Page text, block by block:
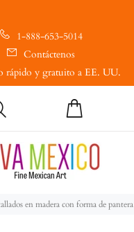
1-888-653-5014
Contáctenos
rápido y gratuito a EE. UU.
en madera con forma de pantera